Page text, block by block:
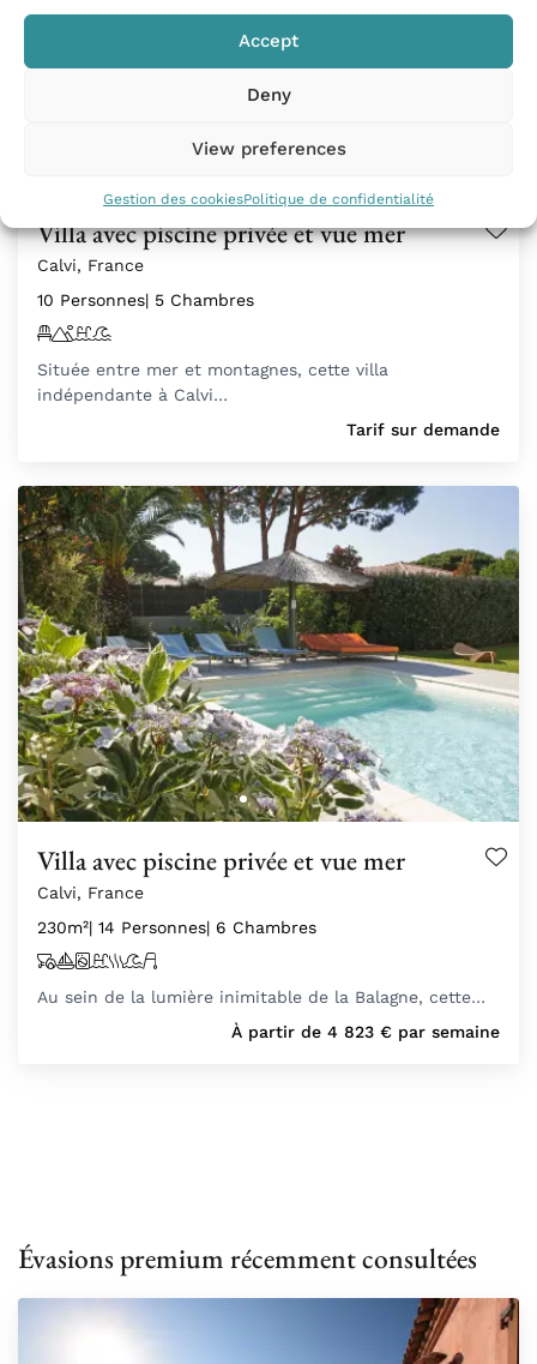
Accept
Deny
View preferences
Gestion des cookiesPolitique de confidentialité
Villa avec piscine privée et vue mer
Calvi, France
10 Personnes| 5 Chambres
Située entre mer et montagnes, cette villa
indépendante à Calvi…
Tarif sur demande
Villa avec piscine privée et vue mer
Calvi, France
230m²| 14 Personnes| 6 Chambres
Au sein de la lumière inimitable de la Balagne, cette…
À partir de 4 823 € par semaine
Évasions premium récemment consultées